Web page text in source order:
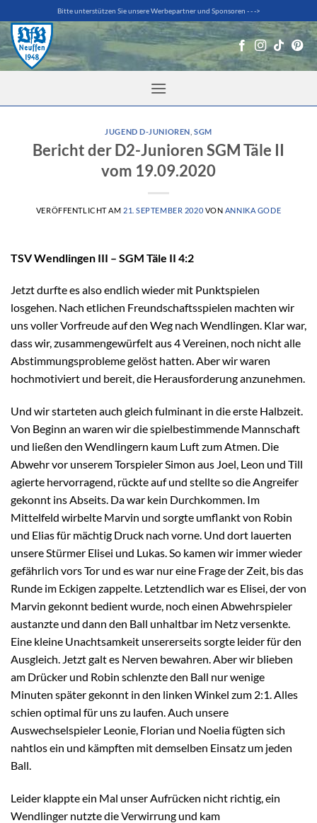
Inhalt
springen
Bitte unterstützen Sie unsere Werbepartner und Sponsoren - - ->
JUGEND D-JUNIOREN SGM
Bericht der D2-Junioren SGM Täle II
vom 19.09.2020
VERÖFFENTLICHT AM 21. SEPTEMBER 2020 VON ANNIKA GODE
TSV Wendlingen III – SGM Täle II 4:2
Jetzt durfte es also endlich wieder mit Punktspielen
losgehen. Nach etlichen Freundschaftsspielen machten wir
uns voller Vorfreude auf den Weg nach Wendlingen. Klar war,
dass wir, zusammengewürfelt aus 4 Vereinen, noch nicht alle
Abstimmungsprobleme gelöst hatten. Aber wir waren
hochmotiviert und bereit, die Herausforderung anzunehmen.
Und wir starteten auch gleich fulminant in die erste Halbzeit.
Von Beginn an waren wir die spielbestimmende Mannschaft
und ließen den Wendlingern kaum Luft zum Atmen. Die
Abwehr vor unserem Torspieler Simon aus Joel, Leon und Till
agierte hervorragend, rückte auf und stellte so die Angreifer
gekonnt ins Abseits. Da war kein Durchkommen. Im
Mittelfeld wirbelte Marvin und sorgte umflankt von Robin
und Elias für mächtig Druck nach vorne. Und dort lauerten
unsere Stürmer Elisei und Lukas. So kamen wir immer wieder
gefährlich vors Tor und es war nur eine Frage der Zeit, bis das
Runde im Eckigen zappelte. Letztendlich war es Elisei, der von
Marvin gekonnt bedient wurde, noch einen Abwehrspieler
austanzte und dann den Ball unhaltbar im Netz versenkte.
Eine kleine Unachtsamkeit unsererseits sorgte leider für den
Ausgleich. Jetzt galt es Nerven bewahren. Aber wir blieben
am Drücker und Robin schlenzte den Ball nur wenige
Minuten später gekonnt in den linken Winkel zum 2:1. Alles
schien optimal für uns zu laufen. Auch unsere
Auswechselspieler Leonie, Florian und Noelia fügten sich
nahtlos ein und kämpften mit demselben Einsatz um jeden
Ball.
Leider klappte ein Mal unser Aufrücken nicht richtig, ein
Wendlinger nutzte die Verwirrung und kam